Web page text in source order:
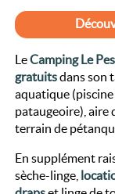
LeCamping Le
gratuitsdans son
aquatique
pataugeoire), aire
terrain de
En supplément
sèche-linge,